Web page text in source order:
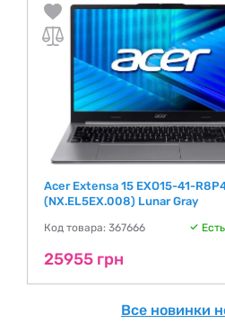
Acer Extensa 15 EXO15-41-
(NX.EL5EX.008) Lunar Gray
Код товара: 367666
25955 грн
Все новинки